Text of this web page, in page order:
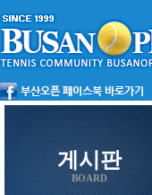
게시판
BOARD